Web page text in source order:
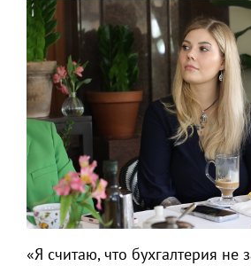
«Я считаю, что бухгалтерия не